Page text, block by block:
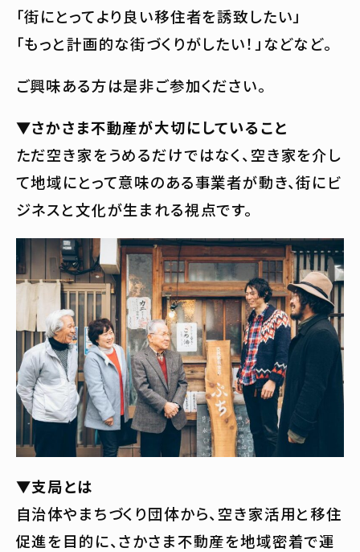
「街にとってより良い移住者を誘致したい」
「もっと計画的な街づくりがしたい！」などなど。
ご興味ある方は是非ご参加ください。
▼さかさま不動産が大切にしていること
ただ空き家をうめるだけではなく、空き家を介し
て地域にとって意味のある事業者が動き、街にビ
ジネスと文化が生まれる視点です。
▼支局とは
自治体やまちづくり団体から、空き家活用と移住
促進を目的に、さかさま不動産を地域密着で運